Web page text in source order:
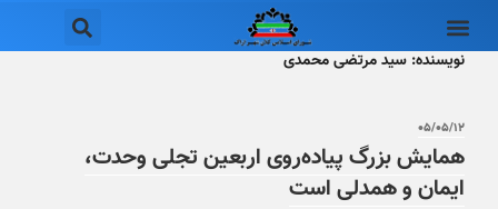
نویسنده: سید مرتضی محمدی
۰۵/۰۵/۱۲
همایش بزرگ پیاده‌روی اربعین تجلی وحدت،
ایمان و همدلی است